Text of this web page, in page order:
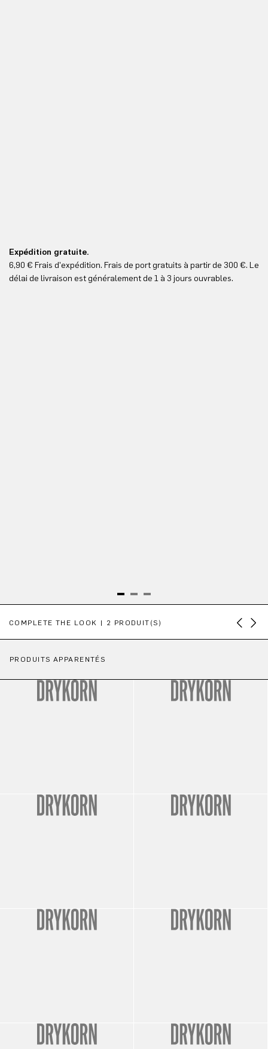
Expédition gratuite.
6,90 € Frais d'expédition. Frais de port gratuits à partir de 300 €. Le
délai de livraison est généralement de 1 à 3 jours ouvrables.
COMPLETE THE LOOK | 2 PRODUIT(S)
PRODUITS APPARENTÉS